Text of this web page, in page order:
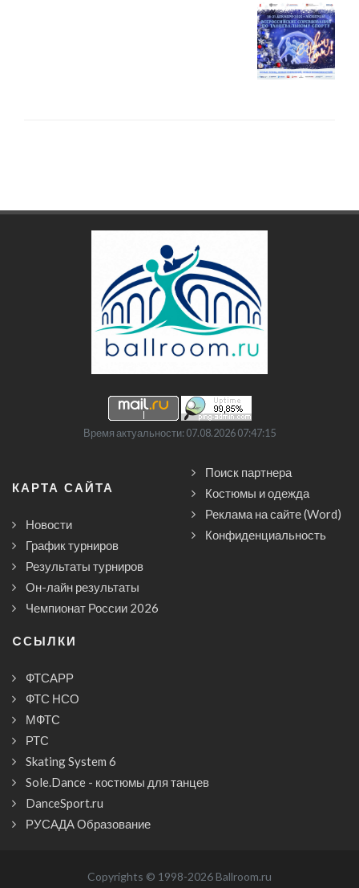
Время актуальности: 07.08.2026 07:47:15
КАРТА САЙТА
Новости
График турниров
Результаты турниров
Он-лайн результаты
Чемпионат России 2026
Поиск партнера
Костюмы и одежда
Реклама на сайте (Word)
Конфиденциальность
CСЫЛКИ
ФТСАРР
ФТС НСО
МФТС
РТС
Skating System 6
Sole.Dance - костюмы для танцев
DanceSport.ru
РУСАДА Образование
Copyrights © 1998-2026 Ballroom.ru